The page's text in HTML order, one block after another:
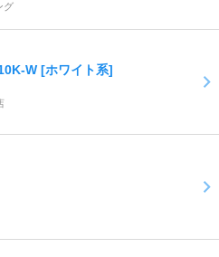
グ
W [ホワイト系]